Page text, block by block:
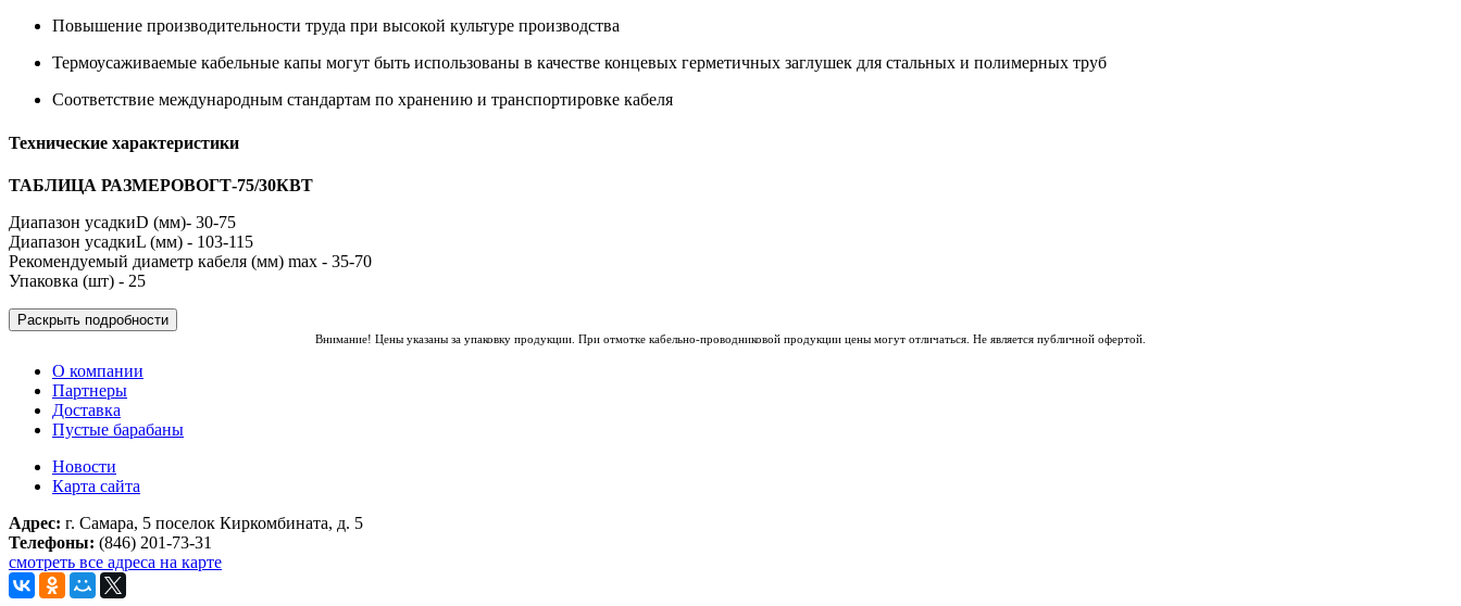
Повышение производительности труда при высокой культуре производства
Термоусаживаемые кабельные капы могут быть использованы в качестве концевых герметичных заглушек для стальных и полимерных труб
Соответствие международным стандартам по хранению и транспортировке кабеля
Технические характеристики
ТАБЛИЦА РАЗМЕРОВОГТ-75/30КВТ
Диапазон усадкиD (мм)- 30-75
Диапазон усадкиL (мм) - 103-115
Рекомендуемый диаметр кабеля (мм) max - 35-70
Упаковка (шт) - 25
Раскрыть подробности
Внимание! Цены указаны за упаковку продукции. При отмотке кабельно-проводниковой продукции цены могут отличаться. Не является публичной офертой.
О компании
Партнеры
Доставка
Пустые барабаны
Новости
Карта сайта
Адрес: г. Самара, 5 поселок Киркомбината, д. 5
Телефоны: (846) 201-73-31
смотреть все адреса на карте